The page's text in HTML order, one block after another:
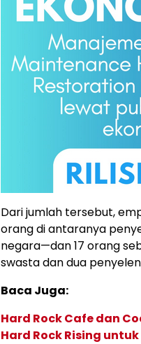
Dari jumlah tersebut,
orang di antaranya
negara—dan 17 orang
swasta dan dua
Baca Juga:
Hard Rock Cafe dan
Hard Rock Rising